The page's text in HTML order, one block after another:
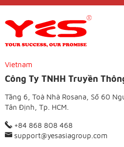
Vietnam
Công Ty TNHH Truyền
Tầng 6, Toà Nhà Rosana, Số 60
Tân Định, Tp. HCM.
+84 868 808 468
support@yesasiagroup.com